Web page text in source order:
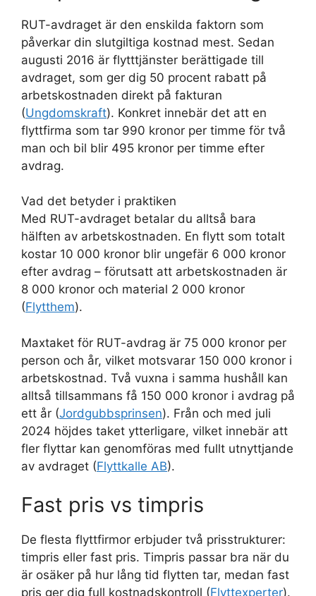
RUT-avdraget är den enskilda faktorn som
påverkar din slutgiltiga kostnad mest. Sedan
augusti 2016 är flytttjänster berättigade till
avdraget, som ger dig 50 procent rabatt på
arbetskostnaden direkt på fakturan
(Ungdomskraft). Konkret innebär det att en
flyttfirma som tar 990 kronor per timme för två
man och bil blir 495 kronor per timme efter
avdrag.
Vad det betyder i praktiken
Med RUT-avdraget betalar du alltså bara
hälften av arbetskostnaden. En flytt som totalt
kostar 10 000 kronor blir ungefär 6 000 kronor
efter avdrag – förutsatt att arbetskostnaden är
8 000 kronor och material 2 000 kronor
(Flytthem).
Maxtaket för RUT-avdrag är 75 000 kronor per
person och år, vilket motsvarar 150 000 kronor i
arbetskostnad. Två vuxna i samma hushåll kan
alltså tillsammans få 150 000 kronor i avdrag på
ett år (Jordgubbsprinsen). Från och med juli
2024 höjdes taket ytterligare, vilket innebär att
fler flyttar kan genomföras med fullt utnyttjande
av avdraget (Flyttkalle AB).
Fast pris vs timpris
De flesta flyttfirmor erbjuder två prisstrukturer:
timpris eller fast pris. Timpris passar bra när du
är osäker på hur lång tid flytten tar, medan fast
pris ger dig full kostnadskontroll (Flyttexperter).